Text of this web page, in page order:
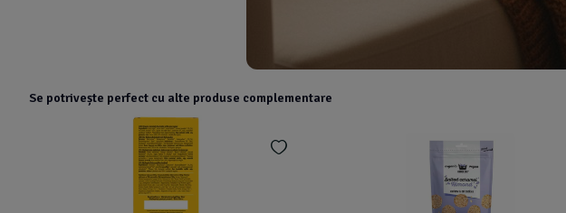
Se potrivește perfect cu alte produse complementare